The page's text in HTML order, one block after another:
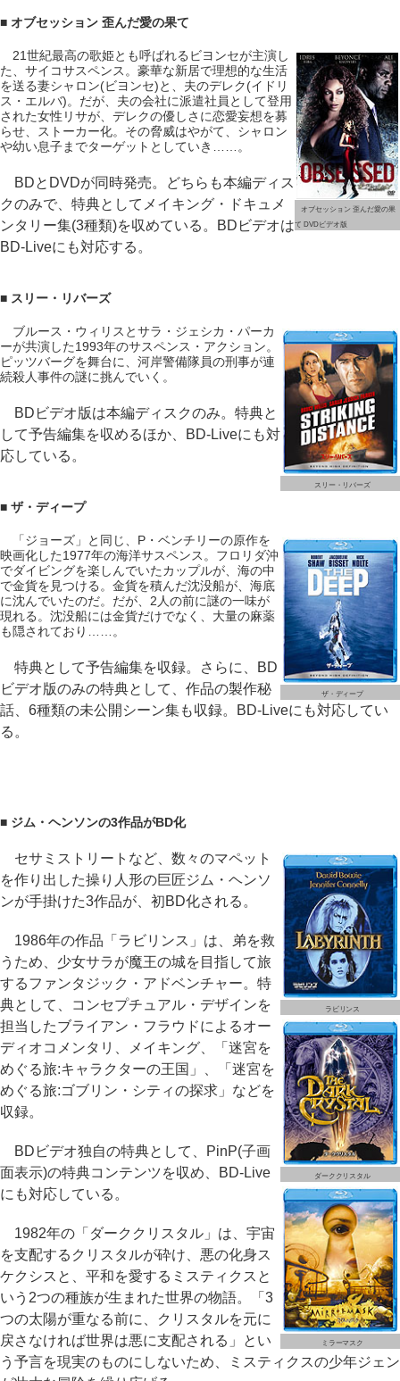
■ オブセッション 歪んだ愛の果て
オブセッション 歪んだ愛の果
て DVDビデオ版
21世紀最高の歌姫とも呼ばれるビヨンセが主演し
た、サイコサスペンス。豪華な新居で理想的な生活
を送る妻シャロン(ビヨンセ)と、夫のデレク(イドリ
ス・エルバ)。だが、夫の会社に派遣社員として登用
された女性リサが、デレクの優しさに恋愛妄想を募
らせ、ストーカー化。その脅威はやがて、シャロン
や幼い息子までターゲットとしていき……。
BDとDVDが同時発売。どちらも本編ディス
クのみで、特典としてメイキング・ドキュメ
ンタリー集(3種類)を収めている。BDビデオは
BD-Liveにも対応する。
■ スリー・リバーズ
スリー・リバーズ
ブルース・ウィリスとサラ・ジェシカ・パーカ
ーが共演した1993年のサスペンス・アクション。
ピッツバーグを舞台に、河岸警備隊員の刑事が連
続殺人事件の謎に挑んでいく。
BDビデオ版は本編ディスクのみ。特典と
して予告編集を収めるほか、BD-Liveにも対
応している。
■ ザ・ディープ
ザ・ディープ
「ジョーズ」と同じ、P・ベンチリーの原作を
映画化した1977年の海洋サスペンス。フロリダ沖
でダイビングを楽しんでいたカップルが、海の中
で金貨を見つける。金貨を積んだ沈没船が、海底
に沈んでいたのだ。だが、2人の前に謎の一味が
現れる。沈没船には金貨だけでなく、大量の麻薬
も隠されており……。
特典として予告編集を収録。さらに、BD
ビデオ版のみの特典として、作品の製作秘
話、6種類の未公開シーン集も収録。BD-Liveにも対応してい
る。
■ ジム・ヘンソンの3作品がBD化
ラビリンス
ダーククリスタル
ミラーマスク
セサミストリートなど、数々のマペット
を作り出した操り人形の巨匠ジム・ヘンソ
ンが手掛けた3作品が、初BD化される。
1986年の作品「ラビリンス」は、弟を救
うため、少女サラが魔王の城を目指して旅
するファンタジック・アドベンチャー。特
典として、コンセプチュアル・デザインを
担当したブライアン・フラウドによるオー
ディオコメンタリ、メイキング、「迷宮を
めぐる旅:キャラクターの王国」、「迷宮を
めぐる旅:ゴブリン・シティの探求」などを
収録。
BDビデオ独自の特典として、PinP(子画
面表示)の特典コンテンツを収め、BD-Live
にも対応している。
1982年の「ダーククリスタル」は、宇宙
を支配するクリスタルが砕け、悪の化身ス
ケクシスと、平和を愛するミスティクスと
いう2つの種族が生まれた世界の物語。「3
つの太陽が重なる前に、クリスタルを元に
戻さなければ世界は悪に支配される」とい
う予言を現実のものにしないため、ミスティクスの少年ジェン